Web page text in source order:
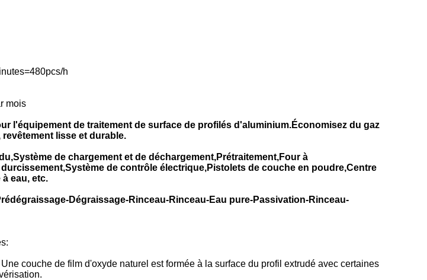
h
mois
l'équipement de traitement de surface de profilés d'aluminium.Économisez du gaz
lisse et durable.
de chargement et de déchargement,Prétraitement,Four à
de contrôle électrique,Pistolets de couche en poudre,Centre
eau, etc.
Dégraissage-Rinceau-Rinceau-Eau pure-Passivation-Rinceau-
couche de film d'oxyde naturel est formée à la surface du profil extrudé avec certaines